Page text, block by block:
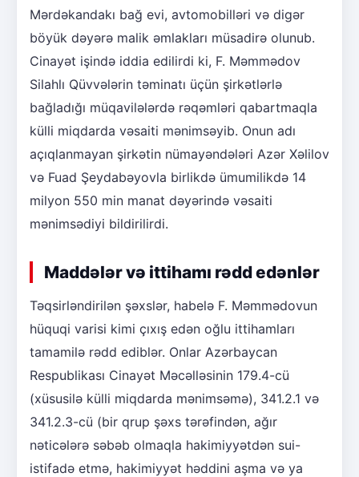
Mərdəkandakı bağ evi, avtomobilləri və digər
böyük dəyərə malik əmlakları müsadirə olunub.
Cinayət işində iddia edilirdi ki, F. Məmmədov
Silahlı Qüvvələrin təminatı üçün şirkətlərlə
bağladığı müqavilələrdə rəqəmləri qabartmaqla
külli miqdarda vəsaiti mənimsəyib. Onun adı
açıqlanmayan şirkətin nümayəndələri Azər Xəlilov
və Fuad Şeydabəyovla birlikdə ümumilikdə 14
milyon 550 min manat dəyərində vəsaiti
mənimsədiyi bildirilirdi.
Maddələr və ittihamı rədd edənlər
Təqsirləndirilən şəxslər, habelə F. Məmmədovun
hüquqi varisi kimi çıxış edən oğlu ittihamları
tamamilə rədd ediblər. Onlar Azərbaycan
Respublikası Cinayət Məcəlləsinin 179.4-cü
(xüsusilə külli miqdarda mənimsəmə), 341.2.1 və
341.2.3-cü (bir qrup şəxs tərəfindən, ağır
nəticələrə səbəb olmaqla hakimiyyətdən sui-
istifadə etmə, hakimiyyət həddini aşma və ya